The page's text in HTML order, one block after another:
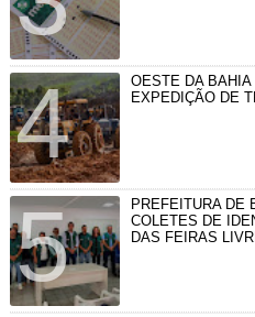
OESTE DA
EXPEDIÇÃO DE
PREFEITURA DE
COLETES DE
DAS FEIRAS